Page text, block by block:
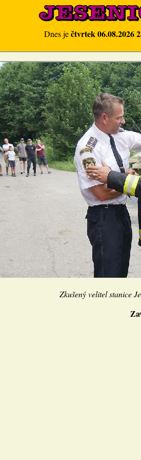
Dnes ječtvrtek 06.08.2026
Zkušený velitel stanice